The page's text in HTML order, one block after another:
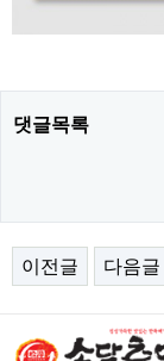
댓글목록
이전글 다음글